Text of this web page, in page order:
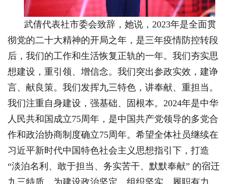
武倩代表社市委会致辞，她说，2023年是全面贯
彻党的二十大精神的开局之年，是三年疫情防控转段
后，我们的工作和生活恢复正轨的一年。我们夯实思
想建设，重引领、增信念。我们突出参政实效，建诤
言、献良策。我们发挥九三特色，讲奉献、重担当。
我们注重自身建设，强基础、固根本。2024年是中华
人民共和国成立75周年，是中国共产党领导的多党合
作和政治协商制度确立75周年。希望全体社员继续在
习近平新时代中国特色社会主义思想指引下，打造
“淡泊名利、敢于担当、务实苦干、默默奉献” 的宿迁